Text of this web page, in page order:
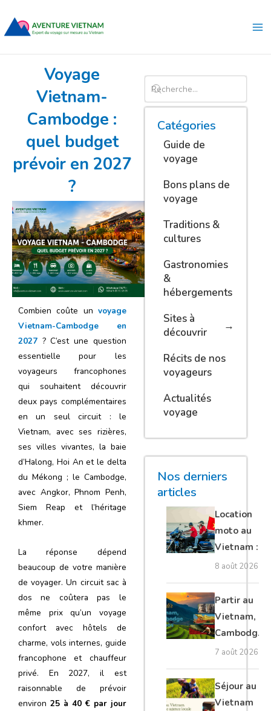
contenu
Voyage
Vietnam-
Cambodge :
quel budget
prévoir en 2027
?
Combien coûte un voyage
Vietnam-Cambodge en
2027 ? C’est une question
essentielle pour les
voyageurs francophones
qui souhaitent découvrir
deux pays complémentaires
en un seul circuit : le
Vietnam, avec ses rizières,
ses villes vivantes, la baie
d’Halong, Hoi An et le delta
du Mékong ; le Cambodge,
avec Angkor, Phnom Penh,
Siem Reap et l’héritage
khmer.
La réponse dépend
beaucoup de votre manière
de voyager. Un circuit sac à
dos ne coûtera pas le
même prix qu’un voyage
confort avec hôtels de
charme, vols internes, guide
francophone et chauffeur
privé. En 2027, il est
raisonnable de prévoir
environ 25 à 40 € par jour
Catégories
Guide de
voyage
Bons plans de
voyage
Traditions &
cultures
Gastronomies
&
hébergements
Sites à
découvrir
Récits de nos
voyageurs
Actualités
voyage
Nos derniers
articles
Location
moto au
Vietnam : le
guide
ultime pour
les
voyageurs
8 août 2026
Partir au
Vietnam,
Cambodge
et Laos :
voyage
authentique
7 août 2026
Séjour au
Vietnam